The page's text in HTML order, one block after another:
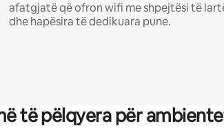
afatgjatë që ofron wifi me shpejtësi të
dhe hapësira të dedikuara pune.
të pëlqyera për